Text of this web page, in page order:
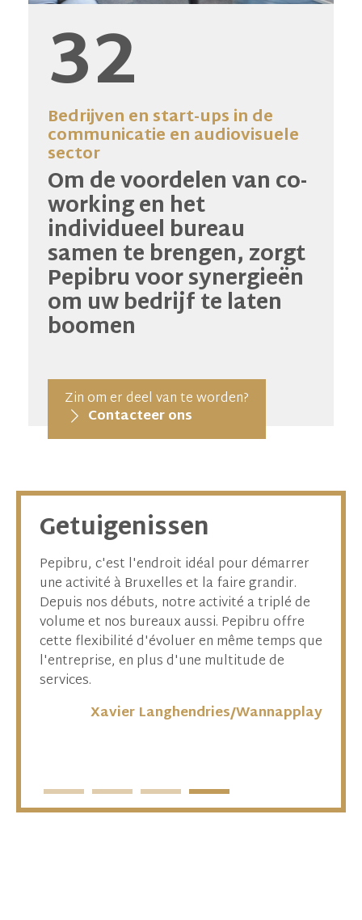
32
Bedrijven en start-ups in de
communicatie en audiovisuele
sector
Om de voordelen van co-
working en het
individueel bureau
samen te brengen, zorgt
Pepibru voor synergieën
om uw bedrijf te laten
boomen
Zin om er deel van te worden?
Contacteer ons
Getuigenissen
Pepibru, c'est l'endroit idéal pour démarrer
une activité à Bruxelles et la faire grandir.
Depuis nos débuts, notre activité a triplé de
volume et nos bureaux aussi. Pepibru offre
cette flexibilité d'évoluer en même temps que
l'entreprise, en plus d'une multitude de
services.
Xavier Langhendries/Wannapplay
Pour le